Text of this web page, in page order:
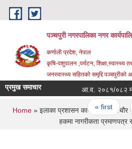
Skip to main content
पञ्चपुरी नगरपालिका नगर
कर्णाली प्रदेश, नेपाल
कृषि-पशुपालन ,पर्यटन, शिक्षा,स्वास्थ्य
जनस्वास्थ्य सहितको समृद्दि पञ्चपुरीको
प्रमुख समाचार आ.व. २०८१/०८२ मा
Pages
« first ‹
You are here
Home» इलाका प्रशासन कार्यालय बाबियाचौर
हकमा नागरीकता प्रमाणपत्र